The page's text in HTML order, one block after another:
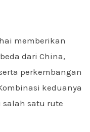
memberikan
dari China,
perkembangan
keduanya
satu rute